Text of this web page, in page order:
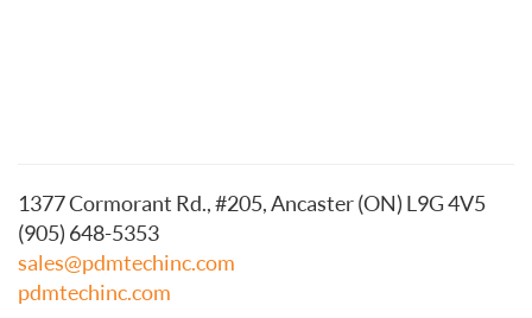
1377 Cormorant Rd., #205, Ancaster (ON) L9G 4V5
(905) 648-5353
sales@pdmtechinc.com
pdmtechinc.com